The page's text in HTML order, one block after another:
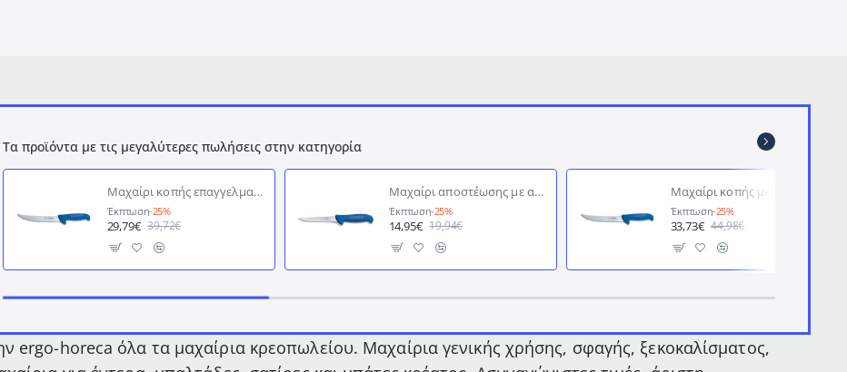
Τα προϊόντα με τις μεγαλύτερες πωλήσεις στην κατηγορία
Μαχαίρι κοπής επαγγελματικό με ανοξείδωτη λάμα 21εκ. με ραβδώσεις Ergogrip DICK
Έκπτωση-25%
29,79€ 39,72€
Μαχαίρι αποστέωσης με ανοξείδωτη λάμα 13εκ. επαγγελματικό Ergogrip DICK
Έκπτωση-25%
14,95€ 19,94€
Έκπτωση-25%
33,73€ 44,98€
ergo-horeca όλα τα μαχαίρια κρεοπωλείου. Μαχαίρια γενικής χρήσης, σφαγής, ξεκοκαλίσματος,